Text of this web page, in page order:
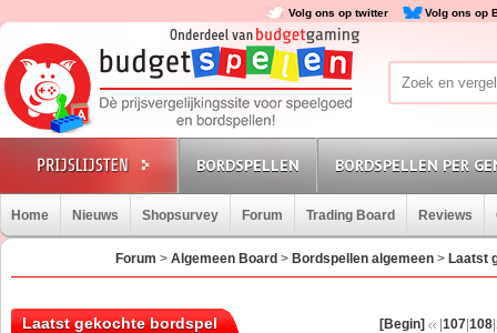
Volg ons op twitter Volg ons op
BORDSPELLEN BORDSPELLEN PER
Home Nieuws Shopsurvey Forum Trading Board Reviews
Forum >Algemeen Board > Bordspellen algemeen > Laatst
Laatst gekochte bordspel [Begin] 107 108